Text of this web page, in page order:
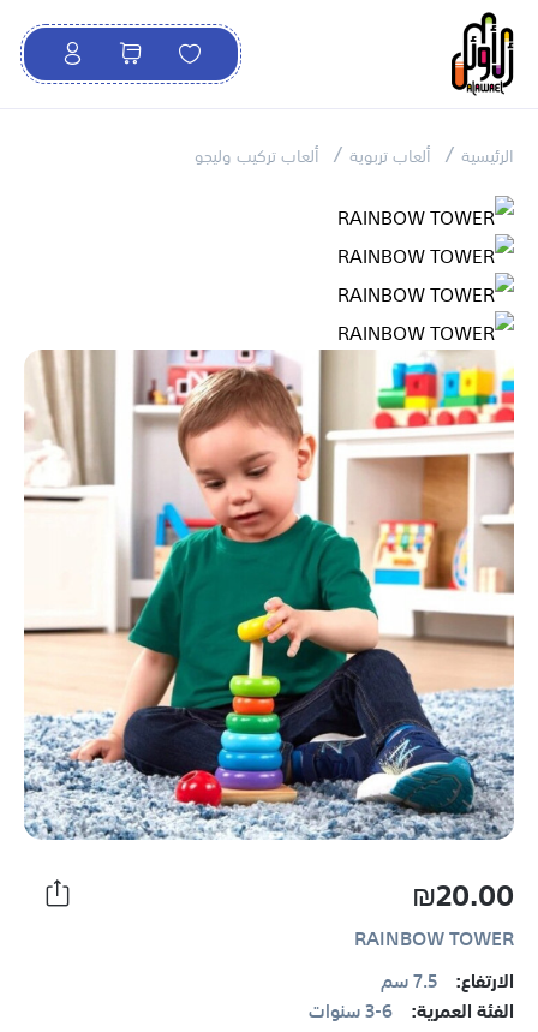
الرئيسية ألعاب تربوية ألعاب تركيب وليجو
₪20.00
RAINBOW TOWER
الارتفاع: 7.5 سم
الفئة العمرية: 3-6 سنوات